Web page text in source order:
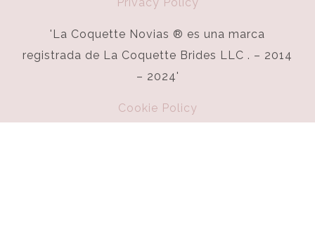
'La Coquette Novias ® es una marca
registrada de La Coquette Brides LLC . – 2014
– 2024'
Cookie Policy